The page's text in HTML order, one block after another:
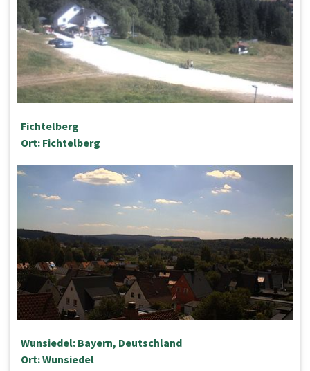
Fichtelberg
Ort: Fichtelberg
Wunsiedel: Bayern, Deutschland
Ort: Wunsiedel